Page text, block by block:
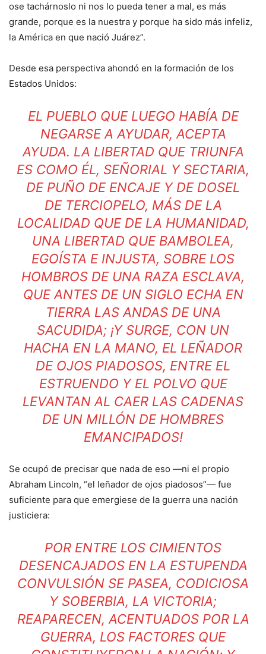
ose tachárnoslo ni nos lo pueda tener a mal, es más
grande, porque es la nuestra y porque ha sido más infeliz,
la América en que nació Juárez”.
Desde esa perspectiva ahondó en la formación de los
Estados Unidos:
EL PUEBLO QUE LUEGO HABÍA DE
NEGARSE A AYUDAR, ACEPTA
AYUDA. LA LIBERTAD QUE TRIUNFA
ES COMO ÉL, SEÑORIAL Y SECTARIA,
DE PUÑO DE ENCAJE Y DE DOSEL
DE TERCIOPELO, MÁS DE LA
LOCALIDAD QUE DE LA HUMANIDAD,
UNA LIBERTAD QUE BAMBOLEA,
EGOÍSTA E INJUSTA, SOBRE LOS
HOMBROS DE UNA RAZA ESCLAVA,
QUE ANTES DE UN SIGLO ECHA EN
TIERRA LAS ANDAS DE UNA
SACUDIDA; ¡Y SURGE, CON UN
HACHA EN LA MANO, EL LEÑADOR
DE OJOS PIADOSOS, ENTRE EL
ESTRUENDO Y EL POLVO QUE
LEVANTAN AL CAER LAS CADENAS
DE UN MILLÓN DE HOMBRES
EMANCIPADOS!
Se ocupó de precisar que nada de eso —ni el propio
Abraham Lincoln, “el leñador de ojos piadosos”— fue
suficiente para que emergiese de la guerra una nación
justiciera:
POR ENTRE LOS CIMIENTOS
DESENCAJADOS EN LA ESTUPENDA
CONVULSIÓN SE PASEA, CODICIOSA
Y SOBERBIA, LA VICTORIA;
REAPARECEN, ACENTUADOS POR LA
GUERRA, LOS FACTORES QUE